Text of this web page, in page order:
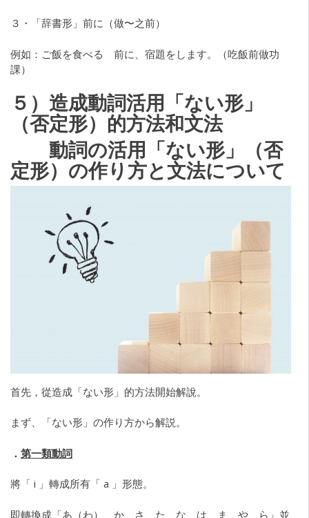
３・「辞書形」前に（做〜之前）
例如：ご飯を食べる 前に、宿題をします。（吃飯前做功
課）
５）造成動詞活用「ない形」
（否定形）的方法和文法
動詞の活用「ない形」（否
定形）の作り方と文法について
首先，從造成「ない形」的方法開始解說。
まず、「ない形」の作り方から解説。
． 第一類動詞
將「 i 」轉成所有「 a 」形態。
即轉換成「あ（わ）、か、さ、た、な、は、ま、や、ら」並